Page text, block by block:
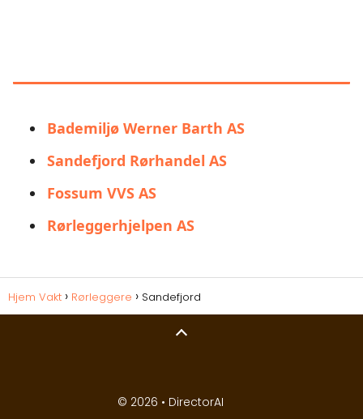
Bademiljø Werner Barth AS
Sandefjord Rørhandel AS
Fossum VVS AS
Rørleggerhjelpen AS
Hjem Vakt Rørleggere Sandefjord
© 2026 • DirectorAI